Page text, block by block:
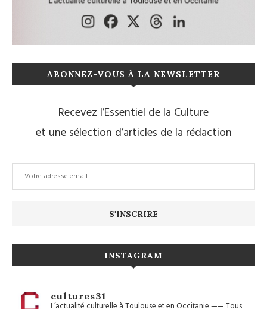
ABONNEZ-VOUS À LA NEWSLETTER
Recevez l’Essentiel de la Culture
et une sélection d’articles de la rédaction
INSTAGRAM
cultures31
L’actualité culturelle à Toulouse et en Occitanie——Tous